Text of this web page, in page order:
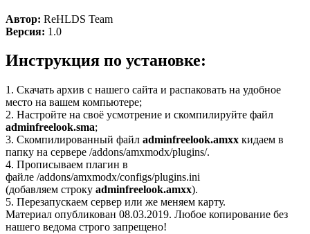
Автор: ReHLDS Team
Версия: 1.0
Инструкция по установке:
1. Скачать архив с нашего сайта и распаковать на удобное
место на вашем компьютере;
2. Настройте на своё усмотрение и скомпилируйте файл
adminfreelook.sma;
3. Скомпилированный файл adminfreelook.amxx кидаем в
папку на сервере /addons/amxmodx/plugins/.
4. Прописываем плагин в
файле /addons/amxmodx/configs/plugins.ini
(добавляем строку adminfreelook.amxx).
5. Перезапускаем сервер или же меняем карту.
Материал опубликован 08.03.2019. Любое копирование без
нашего ведома строго запрещено!